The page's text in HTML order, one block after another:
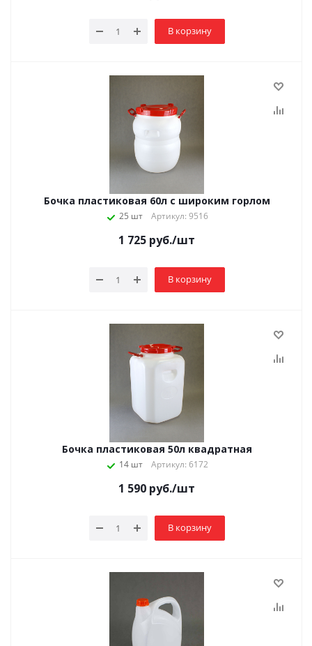
В корзину
Бочка пластиковая 60л с широким горлом
25 шт Артикул: 9516
1 725 руб./шт
В корзину
Бочка пластиковая 50л квадратная
14 шт Артикул: 6172
1 590 руб./шт
В корзину